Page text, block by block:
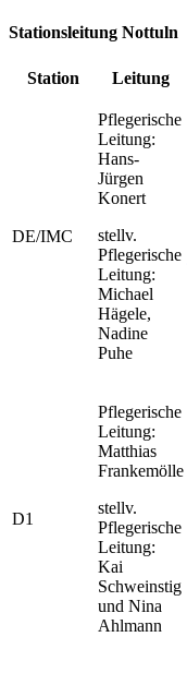
Stationsleitung Nottuln
Station Leitung
DE/IMC
Pflegerische
Leitung:
Hans-
Jürgen
Konert
stellv.
Pflegerische
Leitung:
Michael
Hägele,
Nadine
Puhe
D1
Pflegerische
Leitung:
Matthias
Frankemölle
stellv.
Pflegerische
Leitung:
Kai
Schweinstig
und Nina
Ahlmann